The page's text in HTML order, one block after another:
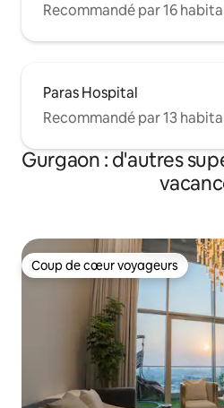
Recommandé par 16
Paras Hospital
Recommandé par 13
Gurgaon : d'autres
Coup de cœur voyageurs
Coup de cœur voyageurs